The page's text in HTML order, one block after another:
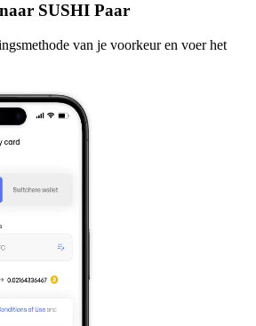
SUSHI Paar
van je voorkeur en voer het